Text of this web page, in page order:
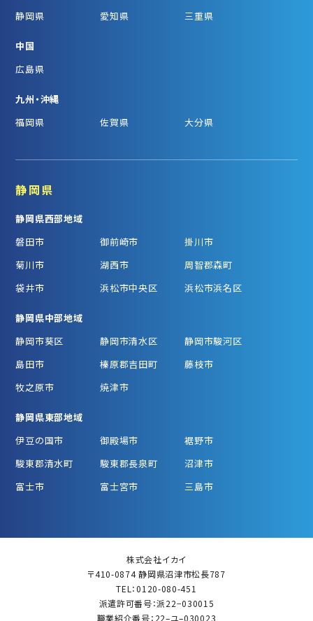
静岡県
愛知県 三重県
中国
広島県
九州・沖縄
福岡県
佐賀県 大分県
静岡県
静岡県西部地域
磐田市
御前崎市
掛川市
菊川市
湖西市
周智郡森町
袋井市
浜松市中央区 浜松市浜名区
静岡県中部地域
静岡市葵区
静岡市清水区
静岡市駿河区
島田市
榛原郡吉田町
藤枝市
牧之原市
焼津市
静岡県東部地域
伊豆の国市
御殿場市
裾野市
駿東郡清水町
駿東郡長泉町
沼津市
富士市
富士宮市 三島市
株式会社イカイ
〒410-0874 静岡県沼津市松長787
TEL：0120-080-451
派遣許可番号：派22−030015
職業紹介番号：22–ユ–030023